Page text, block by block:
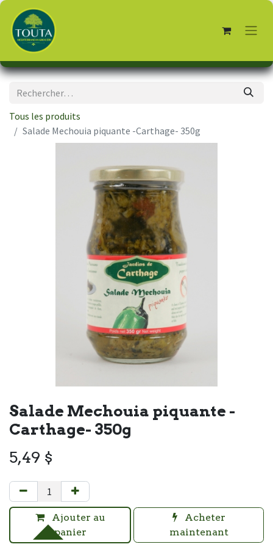
Tous les produits
Salade Mechouia piquante -Carthage- 350g
Salade Mechouia piquante -
Carthage- 350g
5,49 $
Ajouter au
panier
Acheter
maintenant